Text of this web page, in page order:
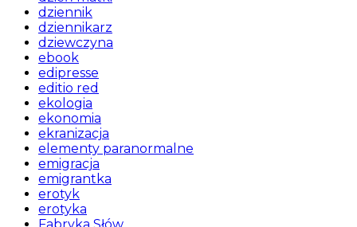
dziennik
dziennikarz
dziewczyna
ebook
edipresse
editio red
ekologia
ekonomia
ekranizacja
elementy paranormalne
emigracja
emigrantka
erotyk
erotyka